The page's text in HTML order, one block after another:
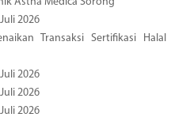
2026
Transaksi Sertifikasi Halal
2026
2026
2026